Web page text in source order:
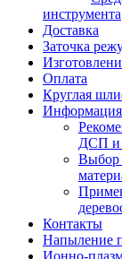
инструмента
Доставка
Заточка
Оплата
Круглая
Информация
ДСП
Выбор
Контакты
Напыление
Ионно-